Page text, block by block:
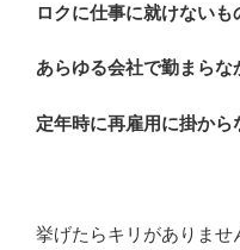
ロクに仕事に就けないも
あらゆる会社で勤まら
定年時に再雇用に掛か
挙げたらキリがありませ